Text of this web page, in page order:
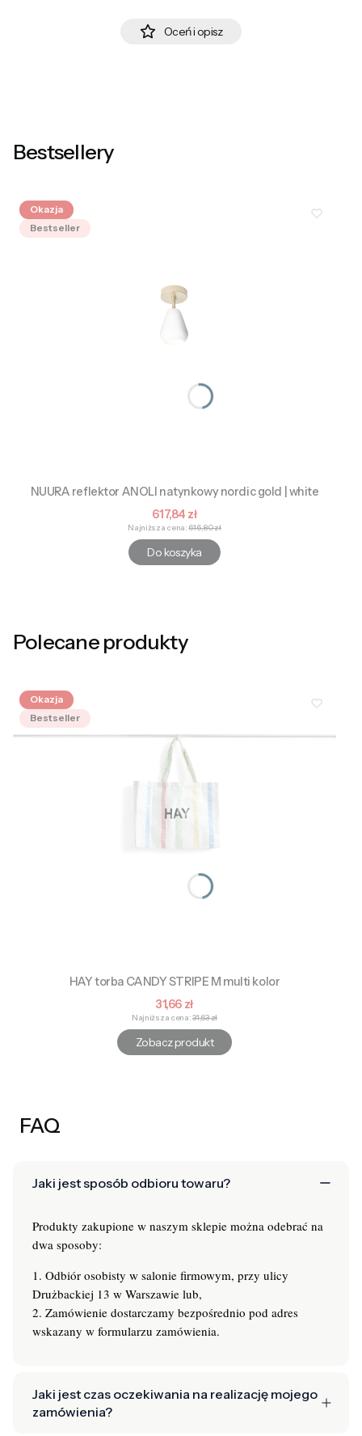
Oceń i opisz
Bestsellery
Okazja
Bestseller
NUURA reflektor ANOLI natynkowy nordic gold | white
Cena promocyjna
617,84 zł
Najniższa cena: 616,80 zł
Do koszyka
Polecane produkty
Okazja
Bestseller
HAY torba CANDY STRIPE M multi kolor
Cena promocyjna
31,66 zł
Najniższa cena: 31,63 zł
Zobacz produkt
FAQ
Jaki jest sposób odbioru towaru?
Produkty zakupione w naszym sklepie można odebrać na
dwa sposoby:
1. Odbiór osobisty w salonie firmowym, przy ulicy
Drużbackiej 13 w Warszawie lub,
2. Zamówienie dostarczamy bezpośrednio pod adres
wskazany w formularzu zamówienia.
Jaki jest czas oczekiwania na realizację mojego
zamówienia?